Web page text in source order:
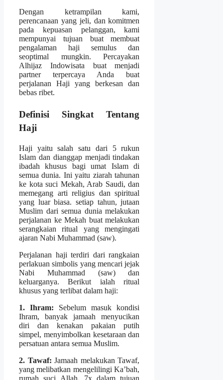
Dengan ketrampilan kami,
perencanaan yang jeli, dan komitmen
pada kepuasan pelanggan, kami
mempunyai tujuan buat membuat
pengalaman haji semulus dan
seoptimal mungkin. Percayakan
Alhijaz Indowisata buat menjadi
partner terpercaya Anda buat
perjalanan Haji yang berkesan dan
bebas ribet.
Definisi Singkat Tentang
Haji
Haji yaitu salah satu dari 5 rukun
Islam dan dianggap menjadi tindakan
ibadah khusus bagi umat Islam di
semua dunia. Ini yaitu ziarah tahunan
ke kota suci Mekah, Arab Saudi, dan
memegang arti religius dan spiritual
yang luar biasa. setiap tahun, jutaan
Muslim dari semua dunia melakukan
perjalanan ke Mekah buat melakukan
serangkaian ritual yang mengingati
ajaran Nabi Muhammad (saw).
Perjalanan haji terdiri dari rangkaian
perlakuan simbolis yang mencari jejak
Nabi Muhammad (saw) dan
keluarganya. Berikut ialah ritual
khusus yang terlibat dalam haji:
1. Ihram: Sebelum masuk kondisi
Ihram, banyak jamaah menyucikan
diri dan kenakan pakaian putih
simpel, menyimbolkan kesetaraan dan
persatuan antara semua Muslim.
2. Tawaf: Jamaah melakukan Tawaf,
yang melibatkan mengelilingi Ka’bah,
rumah suci Allah, 7x dalam tujuan